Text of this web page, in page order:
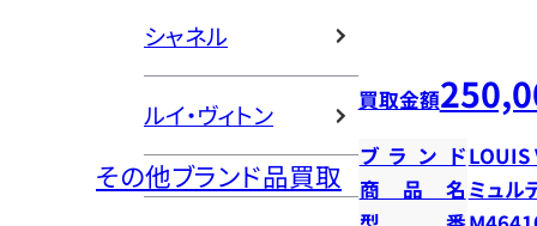
シャネル
ルイ・ヴィトン
その他ブランド品買取
買取金額
ブランドLOUIS
商品名 ミュル